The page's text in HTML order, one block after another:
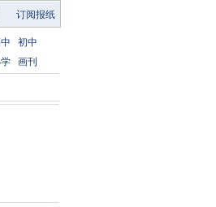
订阅报纸
初中
画刊